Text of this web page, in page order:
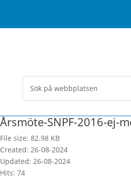
Årsmöte-SNPF-2016-ej-
File size: 82.98 KB
Created: 26-08-2024
Updated: 26-08-2024
Hits: 74